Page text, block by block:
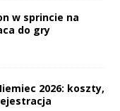
w sprincie na
do gry
2026: koszty,